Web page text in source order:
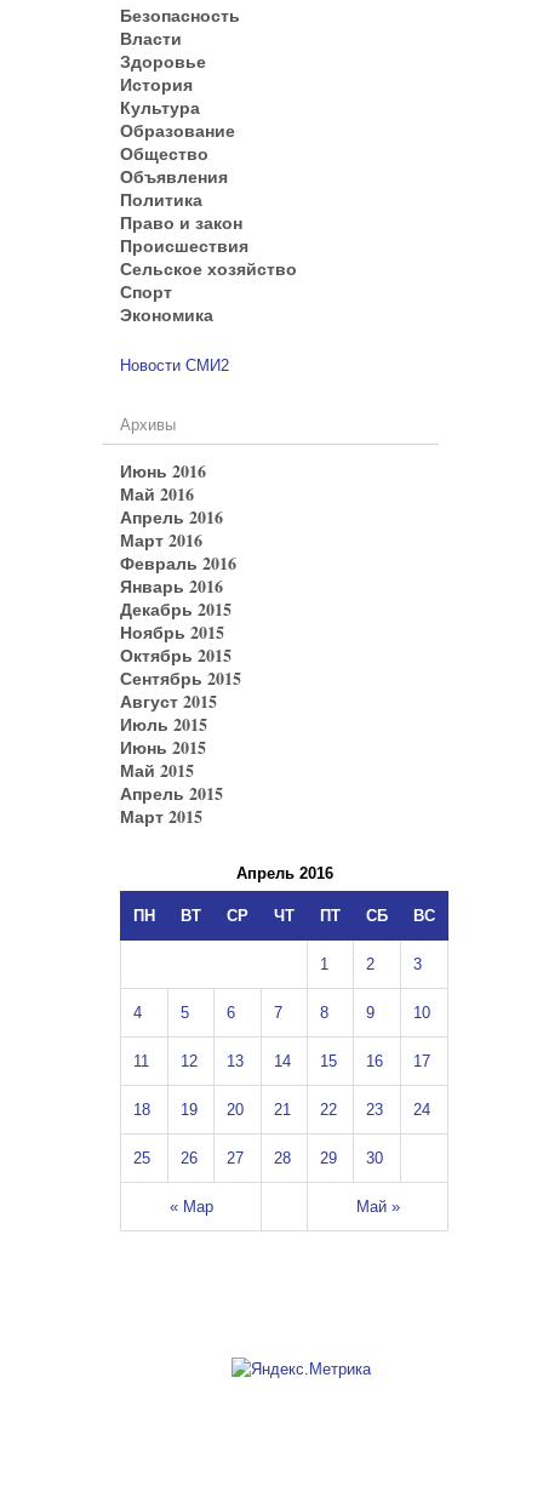
Безопасность
Власти
Здоровье
История
Культура
Образование
Общество
Объявления
Политика
Право и закон
Происшествия
Сельское хозяйство
Спорт
Экономика
Новости СМИ2
Архивы
Июнь 2016
Май 2016
Апрель 2016
Март 2016
Февраль 2016
Январь 2016
Декабрь 2015
Ноябрь 2015
Октябрь 2015
Сентябрь 2015
Август 2015
Июль 2015
Июнь 2015
Май 2015
Апрель 2015
Март 2015
Апрель 2016
ПН ВТ СР ЧТ ПТ СБ ВС
« Мар Май »
1 2 3
4 5 6 7 8 9 10
11 12 13 14 15 16 17
18 19 20 21 22 23 24
25 26 27 28 29 30